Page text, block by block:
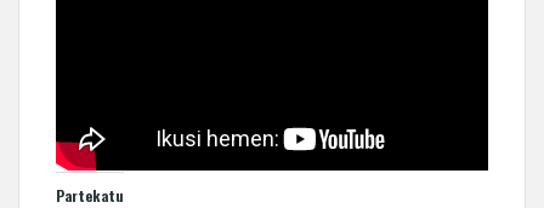
Partekatu